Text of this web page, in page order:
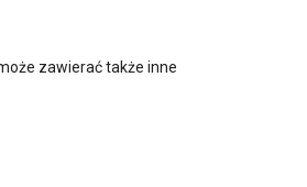
zawierać także inne